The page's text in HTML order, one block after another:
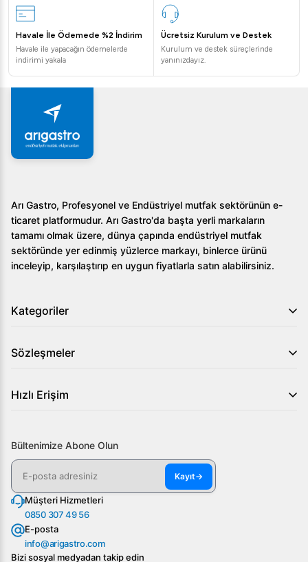
Havale İle Ödemede %2 İndirim
Havale ile yapacağın ödemelerde
indirimi yakala
Ücretsiz Kurulum ve Destek
Kurulum ve destek süreçlerinde
yanınızdayız.
Arı Gastro, Profesyonel ve Endüstriyel mutfak sektörünün e-
ticaret platformudur. Arı Gastro'da başta yerli markaların
tamamı olmak üzere, dünya çapında endüstriyel mutfak
sektöründe yer edinmiş yüzlerce markayı, binlerce ürünü
inceleyip, karşılaştırıp en uygun fiyatlarla satın alabilirsiniz.
Kategoriler
Sözleşmeler
Hızlı Erişim
Bültenimize Abone Olun
Kayıt→
Müşteri Hizmetleri
0850 307 49 56
E-posta
info@arigastro.com
Bizi sosyal medyadan takip edin